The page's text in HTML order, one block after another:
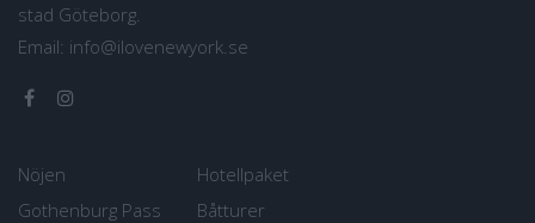
stad Göteborg.
Email: info@ilovenewyork.se
Nöjen
Gothenburg Pass
Hotellpaket
Båtturer